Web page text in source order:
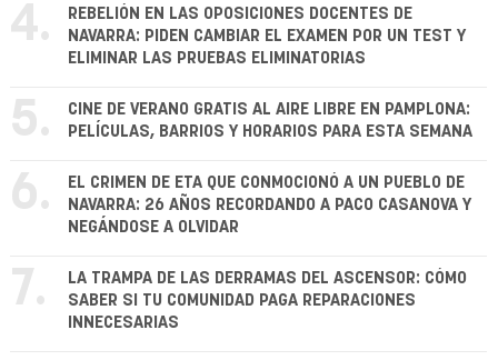
4.
REBELIÓN EN LAS OPOSICIONES DOCENTES DE
NAVARRA: PIDEN CAMBIAR EL EXAMEN POR UN TEST Y
ELIMINAR LAS PRUEBAS ELIMINATORIAS
5.
CINE DE VERANO GRATIS AL AIRE LIBRE EN PAMPLONA:
PELÍCULAS, BARRIOS Y HORARIOS PARA ESTA SEMANA
6.
EL CRIMEN DE ETA QUE CONMOCIONÓ A UN PUEBLO DE
NAVARRA: 26 AÑOS RECORDANDO A PACO CASANOVA Y
NEGÁNDOSE A OLVIDAR
7.
LA TRAMPA DE LAS DERRAMAS DEL ASCENSOR: CÓMO
SABER SI TU COMUNIDAD PAGA REPARACIONES
INNECESARIAS